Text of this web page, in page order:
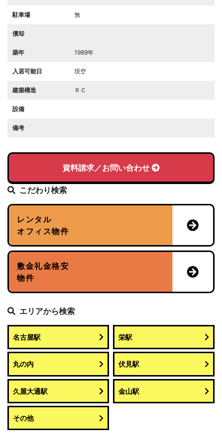
駐車場 無
償却
築年 1989年
入居可能日 現空
建築構造 ＲＣ
設備
備考
資料請求／お問い合わせ
こだわり検索
レンタル
オフィス物件
敷金礼金格安
物件
エリアから検索
名古屋駅 栄駅
丸の内 伏見駅
久屋大通駅 金山駅
その他